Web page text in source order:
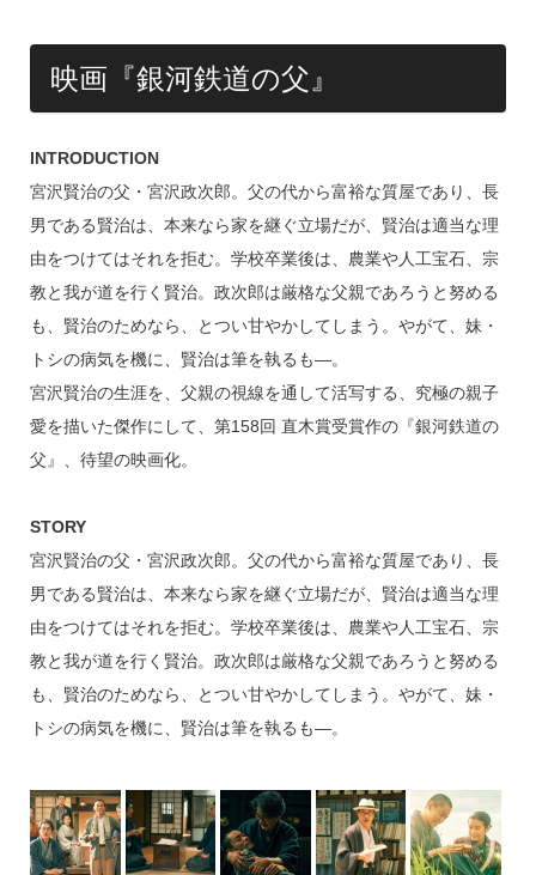
映画『銀河鉄道の父』
INTRODUCTION
宮沢賢治の父・宮沢政次郎。父の代から富裕な質屋であり、長
男である賢治は、本来なら家を継ぐ立場だが、賢治は適当な理
由をつけてはそれを拒む。学校卒業後は、農業や人工宝石、宗
教と我が道を行く賢治。政次郎は厳格な父親であろうと努める
も、賢治のためなら、とつい甘やかしてしまう。やがて、妹・
トシの病気を機に、賢治は筆を執るも―。
宮沢賢治の生涯を、父親の視線を通して活写する、究極の親子
愛を描いた傑作にして、第158回 直木賞受賞作の『銀河鉄道の
父』、待望の映画化。
STORY
宮沢賢治の父・宮沢政次郎。父の代から富裕な質屋であり、長
男である賢治は、本来なら家を継ぐ立場だが、賢治は適当な理
由をつけてはそれを拒む。学校卒業後は、農業や人工宝石、宗
教と我が道を行く賢治。政次郎は厳格な父親であろうと努める
も、賢治のためなら、とつい甘やかしてしまう。やがて、妹・
トシの病気を機に、賢治は筆を執るも―。